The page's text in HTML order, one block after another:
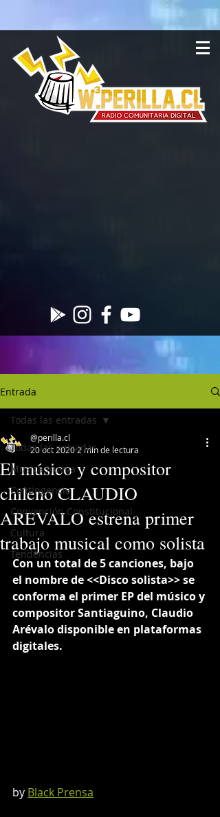
Entrada
Todas las entradas
Musica Nueva
Contingencia
Convención Constitucional
Cultura
Tendencias
Todas las entradas
El músico y compositor
chileno CLAUDIO
AREVALO estrena primer
trabajo musical como solista
@perilla.cl
20 oct 20202 min de lectura
Con un total de 5 canciones, bajo
el nombre de <<Disco solista>> se
conforma el primer EP del músico y
compositor Santiaguino, Claudio
Arévalo disponible en plataformas
digitales.
by Black Prensa